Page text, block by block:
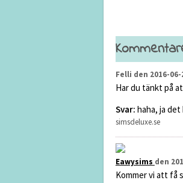
Felli den 2016-06-
Har du tänkt på
Svar: haha, ja det
simsdeluxe.se
Eawysims den
Kommer vi att få